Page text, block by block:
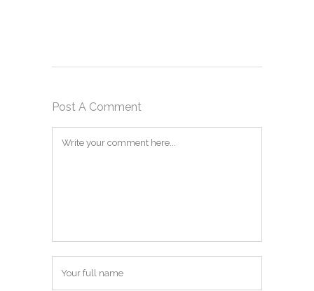
Post A Comment